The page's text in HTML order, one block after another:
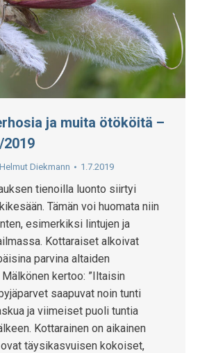
ja muita ötököitä –
Helmut Diekmann 1.7.2019
tienoilla luonto siirtyi
Tämän voi huomata niin
esimerkiksi lintujen ja
Kottaraiset alkoivat
parvina altaiden
kertoo: ”Iltaisin
saapuvat noin tunti
ja viimeiset puoli tuntia
Kottarainen on aikainen
täysikasvuisen kokoiset,